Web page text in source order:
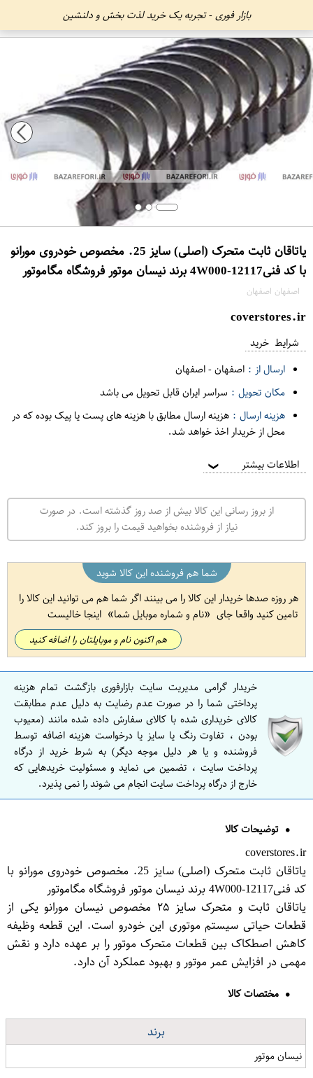
بازار فوری - تجربه یک خرید لذت بخش و دلنشین
یاتاقان ثابت متحرک (اصلی) سایز 25. مخصوص خودروی مورانو
با کد فنی12117-4W000 برند نیسان موتور فروشگاه مگاموتور
اصفهان اصفهان
coverstores.ir
شرایط خرید
ارسال از : اصفهان-اصفهان
مکان تحویل : سراسر ایران قابل تحویل می باشد
هزینه ارسال : هزینه ارسال مطابق با هزینه های پست یا پیک بوده که در
محل از خریدار اخذ خواهد شد.
اطلاعات بیشتر ❯
از بروز رسانی این کالا بیش از صد روز گذشته است. در صورت
نیاز از فروشنده بخواهید قیمت را بروز کند.
شما هم فروشنده این کالا شوید
هر روزه صدها خریدار این کالا را می بینند اگر شما هم می توانید این کالا را
تامین کنید واقعا جای
نام و شماره موبایل شما اینجا خالیست
هم اکنون نام و موبایلتان را اضافه کنید
خریدار گرامی مدیریت سایت بازارفوری بازگشت تمام هزینه
پرداختی شما را در صورت عدم رضایت به دلیل عدم مطابقت
کالای خریداری شده با کالای سفارش داده شده مانند (معیوب
بودن ، تفاوت رنگ یا سایز یا درخواست هزینه اضافه توسط
فروشنده و یا هر دلیل موجه دیگر) به شرط خرید از درگاه
پرداخت سایت ، تضمین می نماید و مسئولیت خریدهایی که
خارج از درگاه پرداخت سایت انجام می شوند را نمی پذیرد.
توضیحات کالا
coverstores.ir
یاتاقان ثابت متحرک (اصلی) سایز 25. مخصوص خودروی مورانو با
کد فنی12117-4W000 برند نیسان موتور فروشگاه مگاموتور
یاتاقان ثابت و متحرک سایز ۲۵ مخصوص نیسان مورانو یکی از
قطعات حیاتی سیستم موتوری این خودرو است. این قطعه وظیفه
کاهش اصطکاک بین قطعات متحرک موتور را بر عهده دارد و نقش
مهمی در افزایش عمر موتور و بهبود عملکرد آن دارد.
مختصات کالا
برند
نیسان موتور